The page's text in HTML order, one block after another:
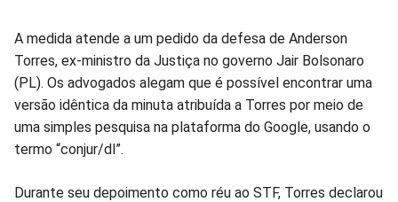
A medida atende a um pedido da defesa de Anderson
Torres, ex-ministro da Justiça no governo Jair Bolsonaro
(PL). Os advogados alegam que é possível encontrar uma
versão idêntica da minuta atribuída a Torres por meio de
uma simples pesquisa na plataforma do Google, usando o
termo “conjur/dl”.
Durante seu depoimento como réu ao STF, Torres declarou